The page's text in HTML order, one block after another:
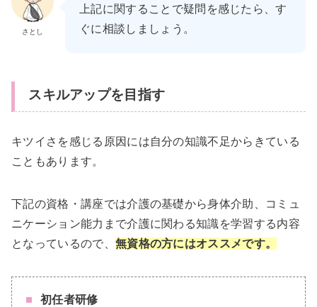
さとし
上記に関することで疑問を感じたら、す
ぐに相談しましょう。
スキルアップを目指す
キツイさを感じる原因には自分の知識不足からきている
こともあります。
下記の資格・講座では介護の基礎から身体介助、コミュ
ニケーション能力まで介護に関わる知識を学習する内容
となっているので、 無資格の方にはオススメです。
初任者研修